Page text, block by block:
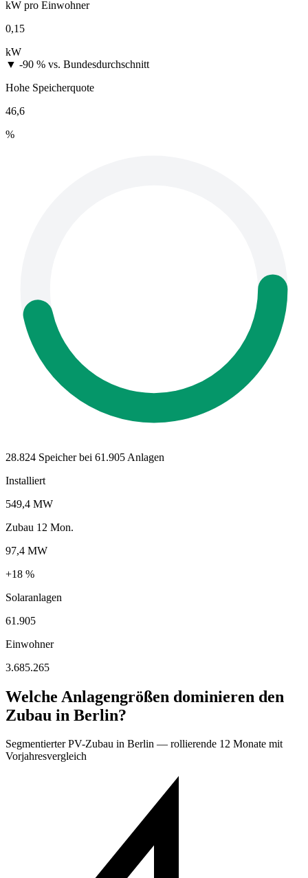
kW pro Einwohner
0,15
kW
▼ -90 % vs. Bundesdurchschnitt
Hohe Speicherquote
46,6
%
28.824 Speicher bei 61.905 Anlagen
Installiert
549,4 MW
Zubau 12 Mon.
97,4 MW
+18 %
Solaranlagen
61.905
Einwohner
3.685.265
Welche Anlagengrößen dominieren den
Zubau in Berlin?
Segmentierter PV-Zubau in Berlin — rollierende 12 Monate mit
Vorjahresvergleich